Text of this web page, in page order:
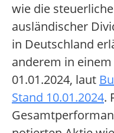
wie die
ausländischer
in Deutschland
anderem in
01.01.2024, laut
Stand 10.01.2024.